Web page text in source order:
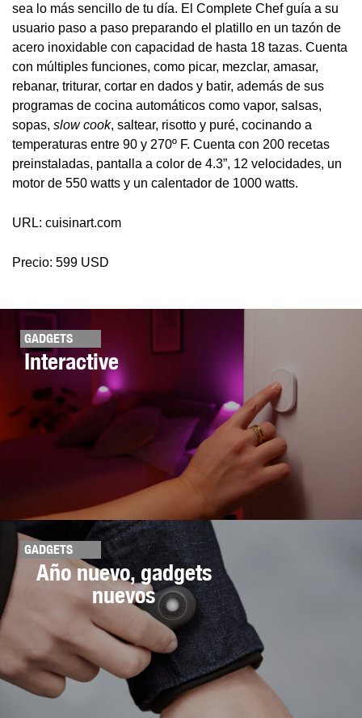
sea lo más sencillo de tu día. El Complete Chef guía a su
usuario paso a paso preparando el platillo en un tazón de
acero inoxidable con capacidad de hasta 18 tazas. Cuenta
con múltiples funciones, como picar, mezclar, amasar,
rebanar, triturar, cortar en dados y batir, además de sus
programas de cocina automáticos como vapor, salsas,
sopas, slow cook, saltear, risotto y puré, cocinando a
temperaturas entre 90 y 270º F. Cuenta con 200 recetas
preinstaladas, pantalla a color de 4.3”, 12 velocidades, un
motor de 550 watts y un calentador de 1000 watts.
URL: cuisinart.com
Precio: 599 USD
GADGETS
Interactive
GADGETS
Año nuevo, gadgets
nuevos